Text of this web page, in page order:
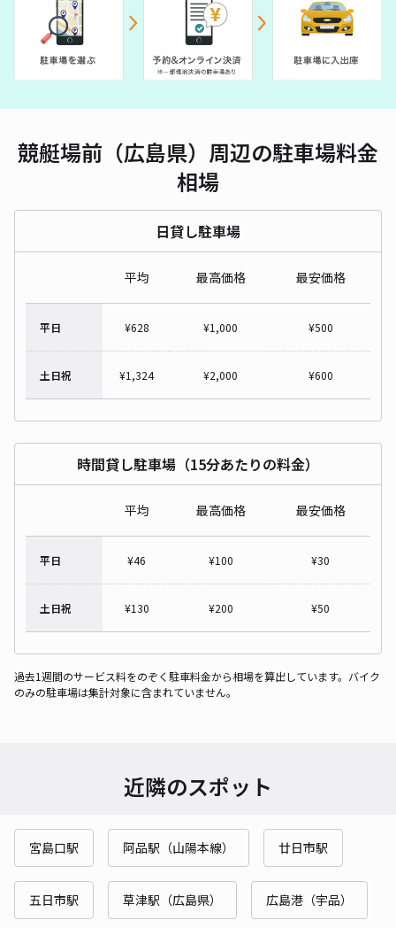
競艇場前（広島県）周辺の駐車場料金
相場
日貸し駐車場
平均 最高価格 最安価格
平日 ¥628 ¥1,000 ¥500
土日祝 ¥1,324 ¥2,000 ¥600
時間貸し駐車場（15分あたりの料金）
平均 最高価格 最安価格
平日 ¥46 ¥100 ¥30
土日祝 ¥130 ¥200 ¥50
過去1週間のサービス料をのぞく駐車料金から相場を算出しています。バイク
のみの駐車場は集計対象に含まれていません。
近隣のスポット
宮島口駅 阿品駅（山陽本線） 廿日市駅
五日市駅 草津駅（広島県） 広島港（宇品）